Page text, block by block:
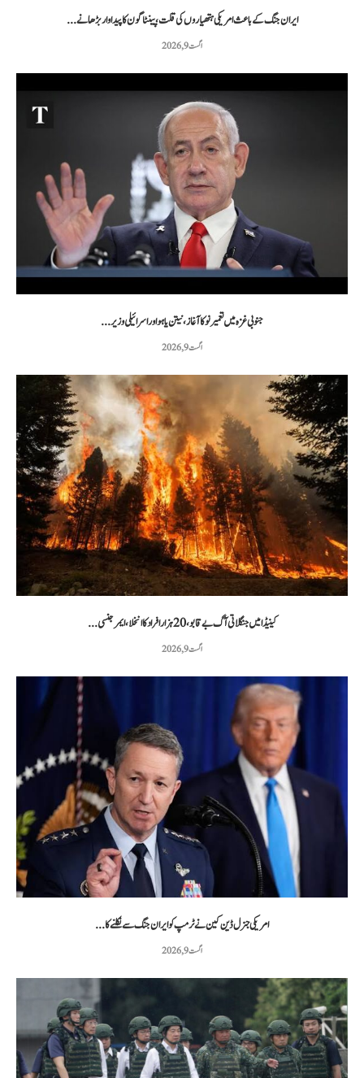
ایران جنگ کے باعث امریکی ہتھیاروں کی قلت، پینٹاگون کا پیداوار بڑھانے...
اگست 9, 2026
جنوبی غزہ میں تعمیر نو کا آغاز، نیتن یاہو اور اسرائیلی وزیر...
اگست 9, 2026
کینیڈا میں جنگلاتی آگ بے قابو، 20 ہزار افراد کا انخلا، ایمرجنسی...
اگست 9, 2026
امریکی جنرل ڈین کین نے ٹرمپ کو ایران جنگ سے نکلنے کا...
اگست 9, 2026